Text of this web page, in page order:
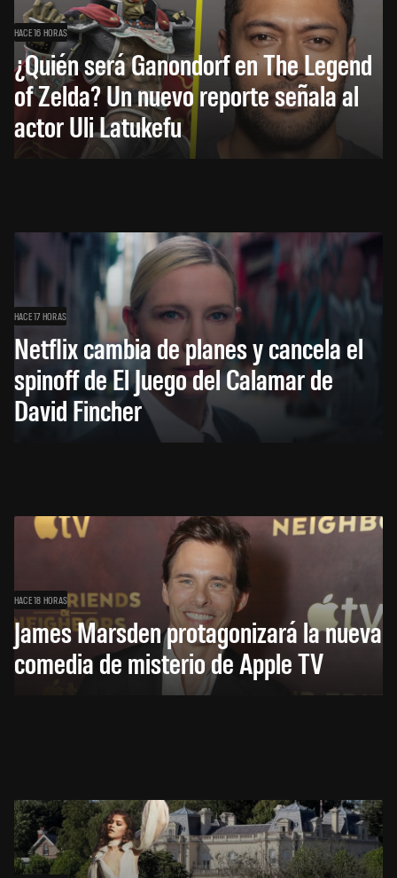
HACE 16 HORAS
¿Quién será Ganondorf en The Legend
of Zelda? Un nuevo reporte señala al
actor Uli Latukefu
HACE 17 HORAS
Netflix cambia de planes y cancela el
spinoff de El Juego del Calamar de
David Fincher
HACE 18 HORAS
James Marsden protagonizará la nueva
comedia de misterio de Apple TV